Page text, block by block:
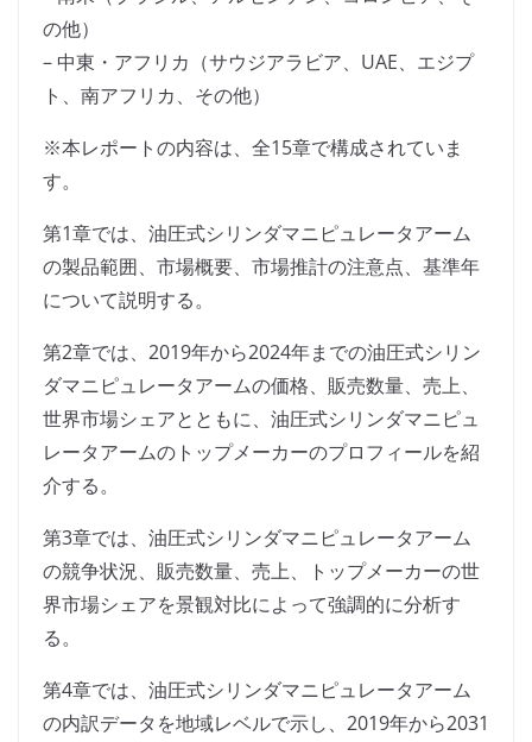
の他）
– 中東・アフリカ（サウジアラビア、UAE、エジプ
ト、南アフリカ、その他）
※本レポートの内容は、全15章で構成されていま
す。
第1章では、油圧式シリンダマニピュレータアーム
の製品範囲、市場概要、市場推計の注意点、基準年
について説明する。
第2章では、2019年から2024年までの油圧式シリン
ダマニピュレータアームの価格、販売数量、売上、
世界市場シェアとともに、油圧式シリンダマニピュ
レータアームのトップメーカーのプロフィールを紹
介する。
第3章では、油圧式シリンダマニピュレータアーム
の競争状況、販売数量、売上、トップメーカーの世
界市場シェアを景観対比によって強調的に分析す
る。
第4章では、油圧式シリンダマニピュレータアーム
の内訳データを地域レベルで示し、2019年から2031